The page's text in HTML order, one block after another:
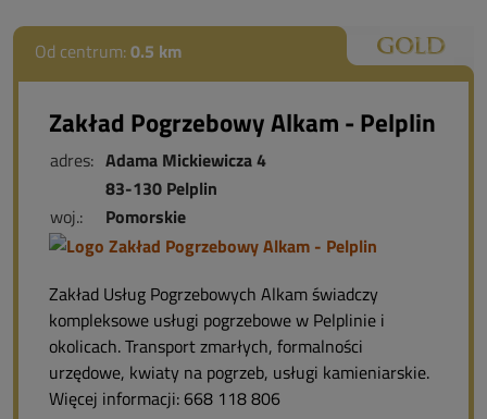
Od centrum:0.5 km
Zakład Pogrzebowy Alkam - Pelplin
adres: Adama Mickiewicza 4
83-130 Pelplin
woj.:
Pomorskie
Zakład Usług Pogrzebowych Alkam świadczy
kompleksowe usługi pogrzebowe w Pelplinie i
okolicach. Transport zmarłych, formalności
urzędowe, kwiaty na pogrzeb, usługi kamieniarskie.
Więcej informacji: 668 118 806